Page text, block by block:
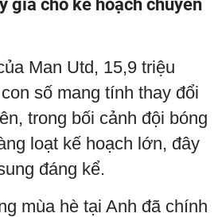
giá cho kế hoạch chuyển
Man Utd, 15,9 triệu
số mang tính thay đổi
trong bối cảnh đội bóng
loạt kế hoạch lớn, đây
đáng kể.
mùa hè tại Anh đã chính